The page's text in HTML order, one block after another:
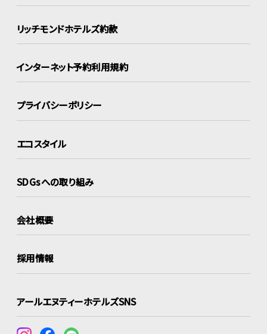
リッチモンドホテルズ約款
インターネット予約利用規約
プライバシーポリシー
エコスタイル
SDGsへの取り組み
会社概要
採用情報
アールエヌティーホテルズSNS